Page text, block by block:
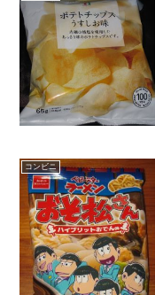
コンビニ